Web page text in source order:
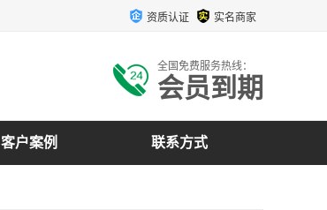
资质认证 实名商家
全国免费服务热线：
会员到期
客户案例 联系方式